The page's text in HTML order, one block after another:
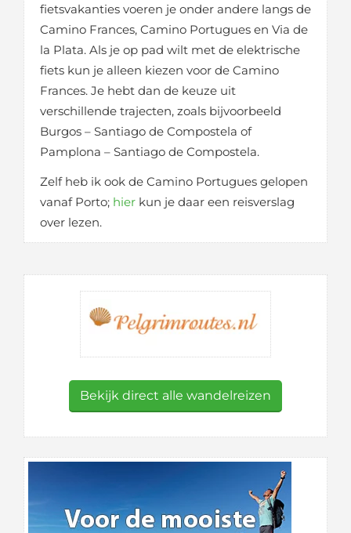
fietsvakanties voeren je onder andere langs de
Camino Frances, Camino Portugues en Via de
la Plata. Als je op pad wilt met de elektrische
fiets kun je alleen kiezen voor de Camino
Frances. Je hebt dan de keuze uit
verschillende trajecten, zoals bijvoorbeeld
Burgos – Santiago de Compostela of
Pamplona – Santiago de Compostela.
Zelf heb ik ook de Camino Portugues gelopen
vanaf Porto; hier kun je daar een reisverslag
over lezen.
Bekijk direct alle wandelreizen